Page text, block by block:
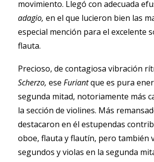
movimiento. Llegó con adecuada
adagio, en el que lucieron bien las
especial mención para el excelente
flauta.
Precioso, de contagiosa vibración
Scherzo, ese Furiantque es pura
segunda mitad, notoriamente más
la sección de violines. Más
destacaron en él estupendas
oboe, flauta y flautín, pero también
segundos y violas en la segunda